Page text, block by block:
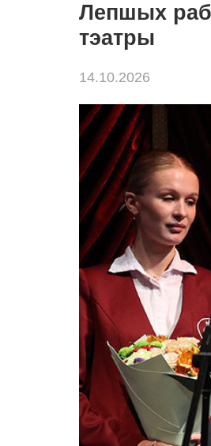
Лепшых
тэатры
14.10.2026